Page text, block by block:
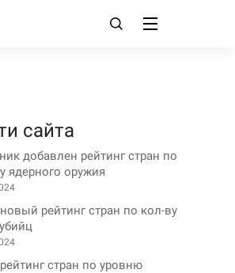
сайта
добавлен рейтинг стран по
ядерного оружия
рейтинг стран по кол-ву
стран по уровню